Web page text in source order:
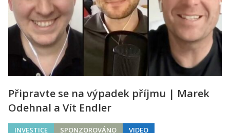
Připravte se na výpadek příjmu | Marek
Odehnal a Vít Endler
INVESTICE SPONZOROVÁNO VIDEO